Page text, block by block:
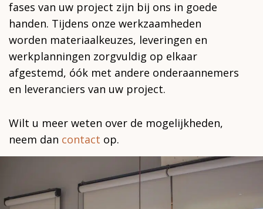
fases van uw project zijn bij ons in goede
handen. Tijdens onze werkzaamheden
worden materiaalkeuzes, leveringen en
werkplanningen zorgvuldig op elkaar
afgestemd, óók met andere onderaannemers
en leveranciers van uw project.
Wilt u meer weten over de mogelijkheden,
neem dan contact op.